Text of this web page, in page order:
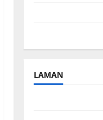
LAMAN